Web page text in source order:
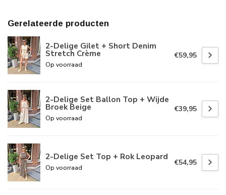
Gerelateerde producten
2-Delige Gilet + Short Denim
Stretch Crème
Op voorraad
€59,95
2-Delige Set Ballon Top + Wijde
Broek Beige
Op voorraad
€39,95
2-Delige Set Top + Rok Leopard
Op voorraad
€54,95